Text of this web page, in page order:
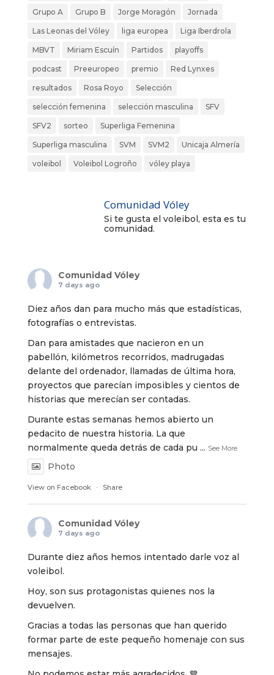
Grupo A Grupo B Jorge Moragón Jornada
Las Leonas del Vóley liga europea Liga Iberdrola
MBVT Miriam Escuín Partidos playoffs
podcast Preeuropeo premio Red Lynxes
resultados Rosa Royo Selección
selección femenina selección masculina SFV
SFV2 sorteo Superliga Femenina
Superliga masculina SVM SVM2 Unicaja Almería
voleibol Voleibol Logroño vóley playa
Comunidad Vóley
Si te gusta el voleibol, esta es tu
comunidad.
Comunidad Vóley
7 days ago
Diez años dan para mucho más que estadísticas,
fotografías o entrevistas.
Dan para amistades que nacieron en un
pabellón, kilómetros recorridos, madrugadas
delante del ordenador, llamadas de última hora,
proyectos que parecían imposibles y cientos de
historias que merecían ser contadas.
Durante estas semanas hemos abierto un
pedacito de nuestra historia. La que
normalmente queda detrás de cada pu ... See More
Photo
View on Facebook · Share
Comunidad Vóley
7 days ago
Durante diez años hemos intentado darle voz al
voleibol.
Hoy, son sus protagonistas quienes nos la
devuelven.
Gracias a todas las personas que han querido
formar parte de este pequeño homenaje con sus
mensajes.